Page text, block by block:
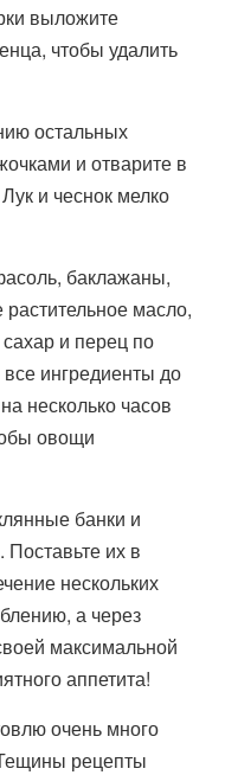
выложите
чтобы удалить
остальных
и отварите в
и чеснок мелко
баклажаны,
растительное масло,
и перец по
ингредиенты до
несколько часов
овощи
банки и
их в
нескольких
а через
максимальной
аппетита!
очень много
рецепты